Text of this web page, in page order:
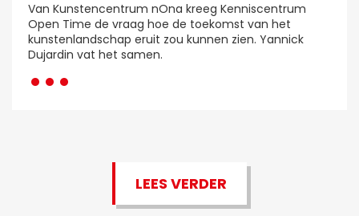
Van Kunstencentrum nOna kreeg Kenniscentrum
Open Time de vraag hoe de toekomst van het
kunstenlandschap eruit zou kunnen zien. Yannick
Dujardin vat het samen.
···
LEES VERDER